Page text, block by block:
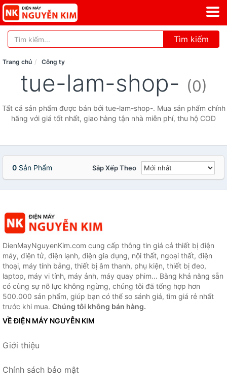
Tìm kiếm
Trang chủ Công ty
tue-lam-shop- (0)
Tất cả sản phẩm được bán bởi tue-lam-shop-. Mua sản phẩm chính
hãng với giá tốt nhất, giao hàng tận nhà miễn phí, thu hộ COD
0 Sản Phẩm Sắp Xếp Theo
DienMayNguyenKim.com cung cấp thông tin giá cả thiết bị điện
máy, điện tử, điện lạnh, điện gia dụng, nội thất, ngoại thất, điện
thoại, máy tính bảng, thiết bị âm thanh, phụ kiện, thiết bị đeo,
laptop, máy vi tính, máy ảnh, máy quay phim... Bằng khả năng sẵn
có cùng sự nỗ lực không ngừng, chúng tôi đã tổng hợp hơn
500.000 sản phẩm, giúp bạn có thể so sánh giá, tìm giá rẻ nhất
trước khi mua. Chúng tôi không bán hàng.
VỀ ĐIỆN MÁY NGUYỄN KIM
Giới thiệu
Chính sách bảo mật